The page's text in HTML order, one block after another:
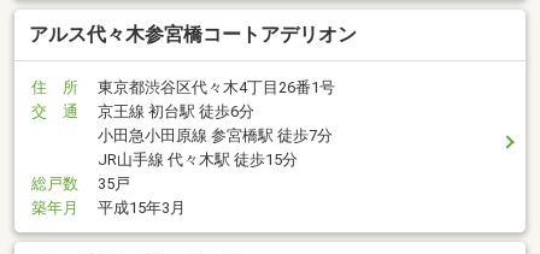
アルス代々木参宮橋コートアデリオン
住 所
東京都渋谷区代々木4丁目26番1号
交 通
京王線 初台駅 徒歩6分
小田急小田原線 参宮橋駅 徒歩7分
JR山手線 代々木駅 徒歩15分
総戸数
35戸
築年月
平成15年3月